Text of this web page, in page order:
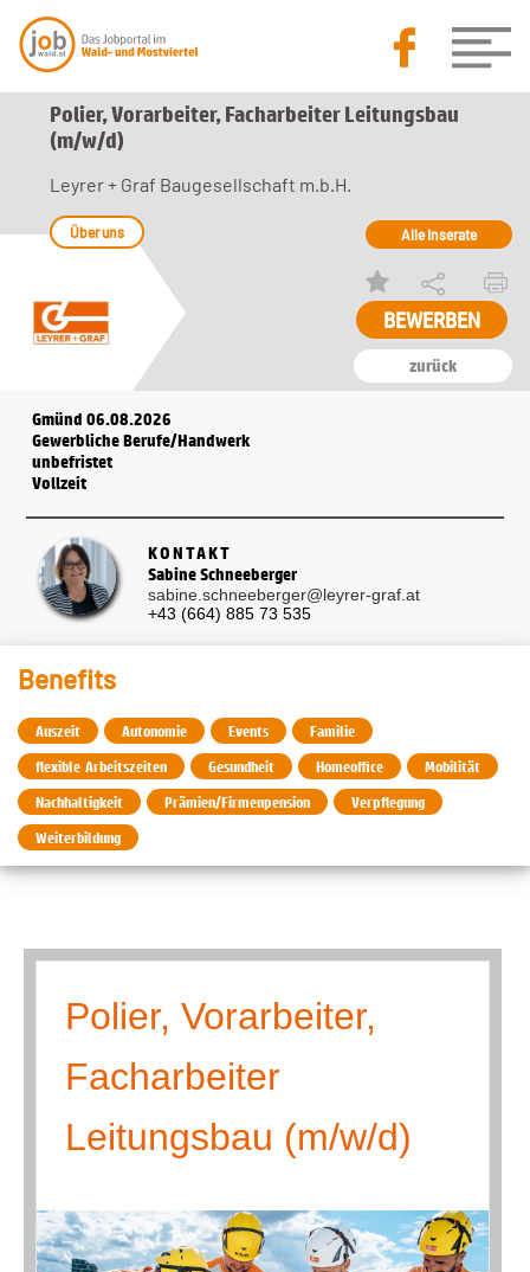
Polier, Vorarbeiter, Facharbeiter Leitungsbau
(m/w/d)
zurück
Leyrer + Graf Baugesellschaft m.b.H.
Über uns Alle Inserate
Gmünd 06.08.2026
Gewerbliche Berufe/Handwerk
unbefristet
Vollzeit
KONTAKT
Sabine Schneeberger
sabine.schneeberger@leyrer-graf.at
+43 (664) 885 73 535
Benefits
Auszeit Autonomie Events
Familie
flexible Arbeitszeiten
Gesundheit Homeoffice
Mobilität
Nachhaltigkeit
Prämien/Firmenpension
Verpflegung
Weiterbildung